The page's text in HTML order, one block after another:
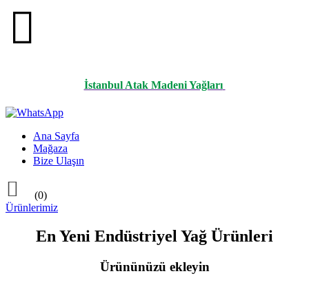

İstanbul Atak Madeni Yağları
Ana Sayfa
Mağaza
Bize Ulaşın

(0)
Ürünlerimiz
En Yeni Endüstriyel Yağ Ürünleri
Ürününüzü ekleyin